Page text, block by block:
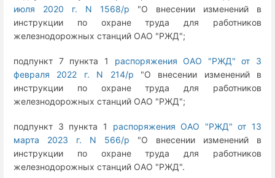
июля 2020 г. N 1568/р "О внесении изменений в
инструкции по охране труда для работников
железнодорожных станций ОАО "РЖД";
подпункт 7 пункта 1 распоряжения ОАО "РЖД" от 3
февраля 2022 г. N 214/р "О внесении изменений в
инструкции по охране труда для работников
железнодорожных станций ОАО "РЖД";
подпункт 3 пункта 1 распоряжения ОАО "РЖД" от 13
марта 2023 г. N 566/р "О внесении изменений в
инструкции по охране труда для работников
железнодорожных станций ОАО "РЖД".